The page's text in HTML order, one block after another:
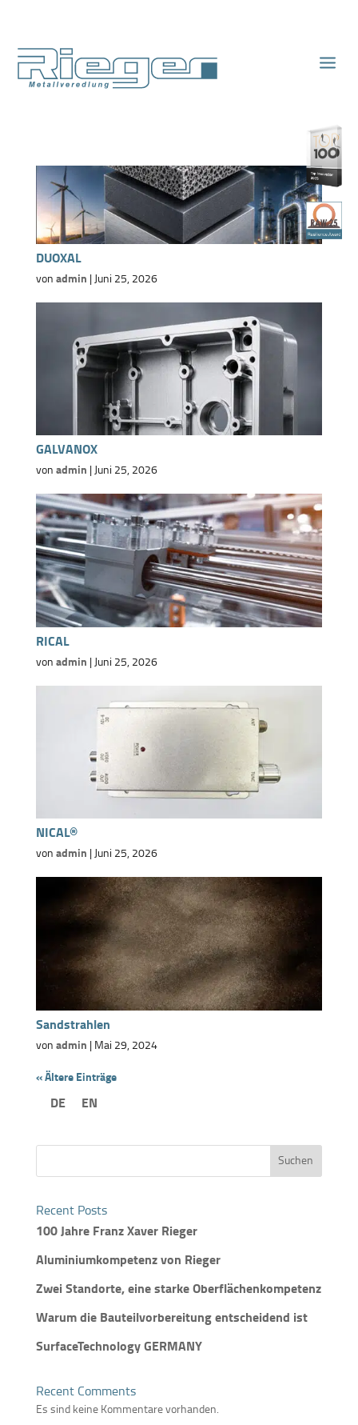
Chemisch vernickeln
Eloxieren
Verkupfern
Vernickeln
Verzinnen
Edelstahl
Eisen
Kupferlegierungen
Elektroindustrie
Industrie und Handwerk
Leichtbau
Maschinenbau
Serienfertigung
Leitbild
Geschichte
Newsletter
Galvanotechnik
Qualitätssicherung
Nachhaltigkeit
Umweltschutz
Ergänzende Prozesse
Produktionsprogramm
DUOXAL
von admin | Juni 25, 2026
GALVANOX
von admin | Juni 25, 2026
RICAL
von admin | Juni 25, 2026
NICAL®
von admin | Juni 25, 2026
Sandstrahlen
von admin | Mai 29, 2024
« Ältere Einträge
DE EN
Suchen
Recent Posts
100 Jahre Franz Xaver Rieger
Aluminiumkompetenz von Rieger
Zwei Standorte, eine starke Oberflächenkompetenz
Warum die Bauteilvorbereitung entscheidend ist
SurfaceTechnology GERMANY
Recent Comments
Es sind keine Kommentare vorhanden.